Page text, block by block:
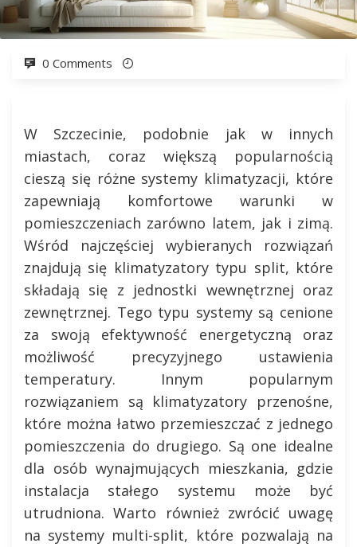
0 Comments
W Szczecinie, podobnie jak w innych
miastach, coraz większą popularnością
cieszą się różne systemy klimatyzacji, które
zapewniają komfortowe warunki w
pomieszczeniach zarówno latem, jak i zimą.
Wśród najczęściej wybieranych rozwiązań
znajdują się klimatyzatory typu split, które
składają się z jednostki wewnętrznej oraz
zewnętrznej. Tego typu systemy są cenione
za swoją efektywność energetyczną oraz
możliwość precyzyjnego ustawienia
temperatury. Innym popularnym
rozwiązaniem są klimatyzatory przenośne,
które można łatwo przemieszczać z jednego
pomieszczenia do drugiego. Są one idealne
dla osób wynajmujących mieszkania, gdzie
instalacja stałego systemu może być
utrudniona. Warto również zwrócić uwagę
na systemy multi-split, które pozwalają na